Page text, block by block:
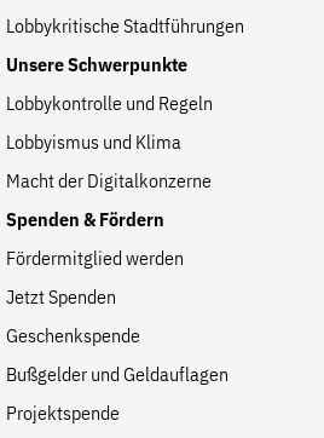
Lobbykritische Stadtführungen
Unsere Schwerpunkte
Lobbykontrolle und Regeln
Lobbyismus und Klima
Macht der Digitalkonzerne
Spenden & Fördern
Fördermitglied werden
Jetzt Spenden
Geschenkspende
Bußgelder und Geldauflagen
Projektspende